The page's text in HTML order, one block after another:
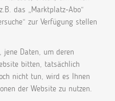
das „Marktplatz-Abo“
zur Verfügung stellen
jene Daten, um deren
bitten, tatsächlich
nicht tun, wird es Ihnen
der Website zu nutzen.